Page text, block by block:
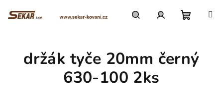
košík
držák tyče 20mm černý
630-100 2ks